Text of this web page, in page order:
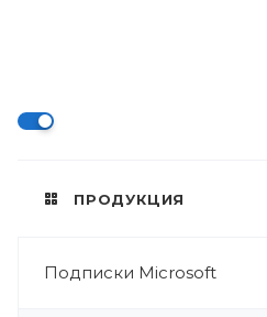
ПРОДУКЦИЯ
Подписки Microsoft